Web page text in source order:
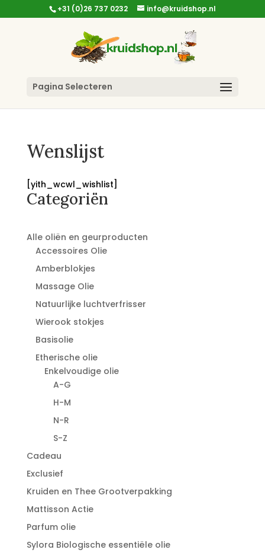
+31 (0)26 737 0232 info@kruidshop.nl
Pagina Selecteren
Wenslijst
[yith_wcwl_wishlist]
Categoriën
Alle oliën en geurproducten
Accessoires Olie
Amberblokjes
Massage Olie
Natuurlijke luchtverfrisser
Wierook stokjes
Basisolie
Etherische olie
Enkelvoudige olie
A-G
H-M
N-R
S-Z
Cadeau
Exclusief
Kruiden en Thee Grootverpakking
Mattisson Actie
Parfum olie
Sylora Biologische essentiële olie